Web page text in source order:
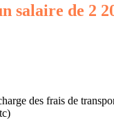
salaire de 2
des frais de